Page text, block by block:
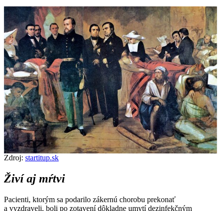
Zdroj: startitup.sk
Živí aj mŕtvi
Pacienti, ktorým sa podarilo zákernú chorobu prekonať
a vyzdraveli, boli po zotavení dôkladne umytí dezinfekčným